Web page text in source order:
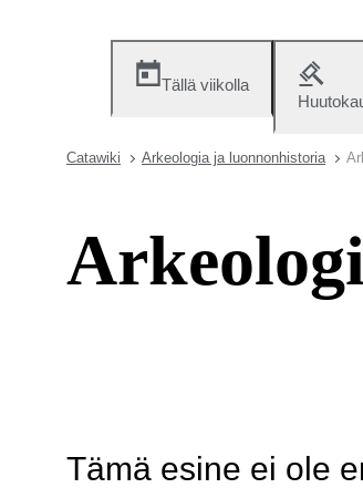
Tällä viikolla
Catawiki Arkeologia ja luonnonhistoria
Tämä esine ei ole